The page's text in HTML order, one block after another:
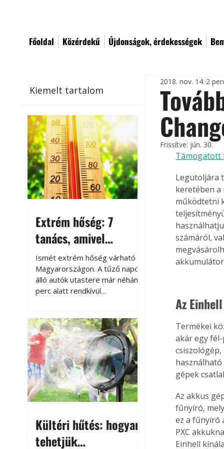
Főoldal Közérdekű Újdonságok, érdekességek
Kiemelt tartalom
Extrém hőség: 7
tanács, amivel
megóvhatjuk
autónkat a nyári
károktól
Ismét extrém hőség várható
Magyarországon. A tűző napon
álló autók utastere már néhány
perc alatt rendkívül
megközelítheti. Ez nemcsak a
beszállást teszi kellemetlenné,
hanem az autó állapotára és a
benne hagyott tárgyakra is
káros hatással lehet. Néhány
egyszerű óvintézkedéssel
azonban jelentősen
csökkenthetjük a hőség káros
Kültéri hűtés: hogyan
tehetjük
2018. nov. 14. 2
Frissítve: jún. 30.
Támogatott
Legutoljára
keretében a
működtetni
számáról,
Az
Termékei
akár egy
gépek
Az akkus
fűnyíró,
ez a fűnyíró
PXC
Einhell